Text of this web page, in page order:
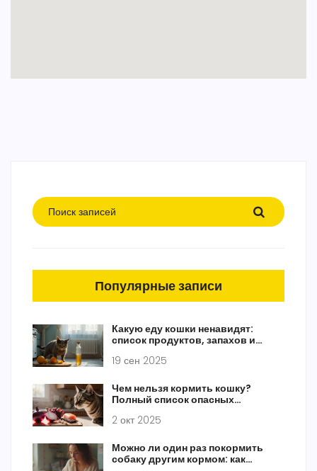
Популярные записи
Какую еду кошки ненавидят:
список продуктов, запахов и
19 сен 2025
Чем нельзя кормить кошку?
Полный список опасных
2 окт 2025
Можно ли один раз покормить
собаку другим кормом: как